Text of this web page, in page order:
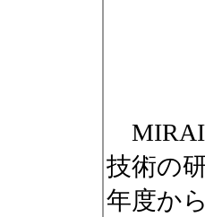
MIRAI
技術の
年度か